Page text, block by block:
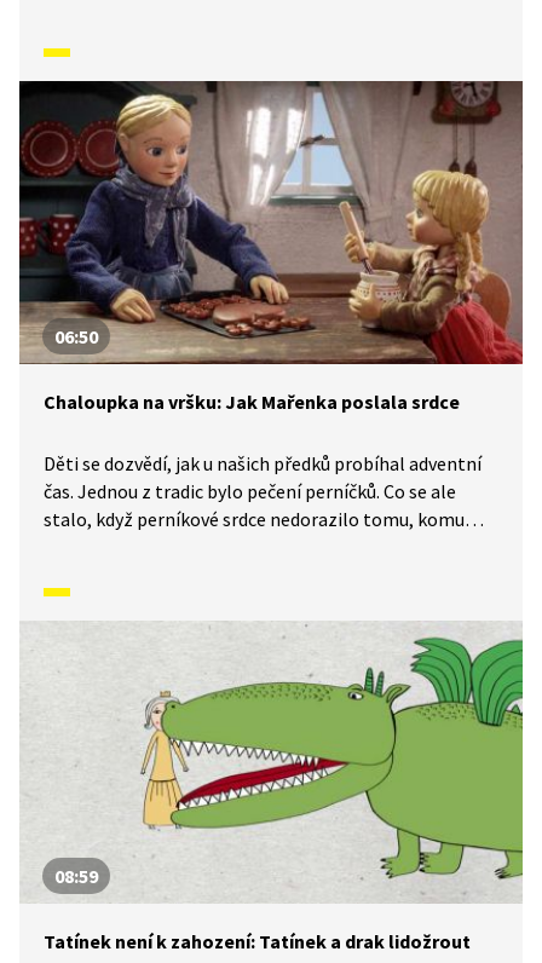
v souladu s přírodou. Video inspirované lidovými zvyky
a písněmi navazuje na poetiku klasických Trnkových
filmů.
06:50
Chaloupka na vršku: Jak Mařenka poslala srdce
Děti se dozvědí, jak u našich předků probíhal adventní
čas. Jednou z tradic bylo pečení perníčků. Co se ale
stalo, když perníkové srdce nedorazilo tomu, komu
naši předkové žili na vsi skromné, ale veselé životy
v souladu s přírodou. Video inspirované lidovými zvyky
a písněmi navazuje na poetiku klasických Trnkových
08:59
Tatínek není k zahození: Tatínek a drak lidožrout